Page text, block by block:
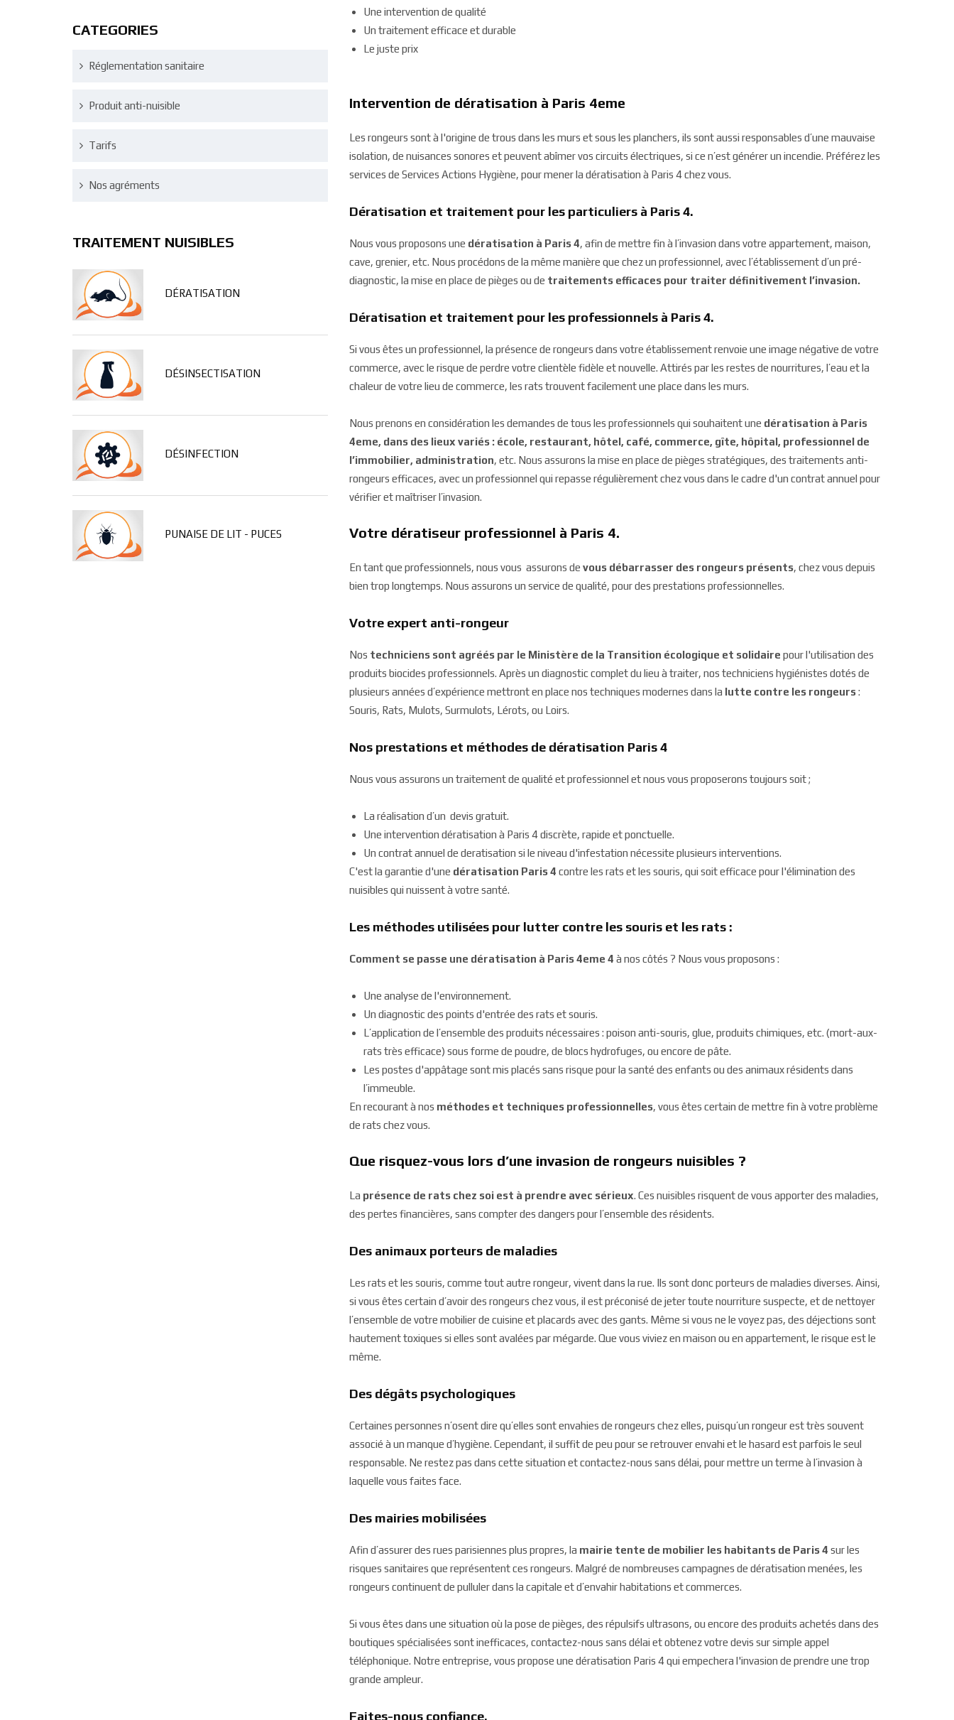
CATEGORIES
Réglementation sanitaire
Produit anti-nuisible
Tarifs
Nos agréments
TRAITEMENT NUISIBLES
DÉRATISATION
DÉSINSECTISATION
DÉSINFECTION
PUNAISE DE LIT - PUCES
Une intervention de qualité
Un traitement efficace et durable
Le juste prix
Intervention de dératisation à Paris 4eme
Les rongeurs sont à l'origine de trous dans les murs et sous les planchers, ils sont aussi responsables d’une mauvaise
isolation, de nuisances sonores et peuvent abîmer vos circuits électriques, si ce n’est générer un incendie. Préférez les
services de Services Actions Hygiène, pour mener la dératisation à Paris 4 chez vous.
Dératisation et traitement pour les particuliers à Paris 4.
Nous vous proposons une dératisation à Paris 4, afin de mettre fin à l’invasion dans votre appartement, maison,
cave, grenier, etc. Nous procédons de la même manière que chez un professionnel, avec l’établissement d’un pré-
diagnostic, la mise en place de pièges ou de traitements efficaces pour traiter définitivement l’invasion.
Dératisation et traitement pour les professionnels à Paris 4.
Si vous êtes un professionnel, la présence de rongeurs dans votre établissement renvoie une image négative de votre
commerce, avec le risque de perdre votre clientèle fidèle et nouvelle. Attirés par les restes de nourritures, l’eau et la
chaleur de votre lieu de commerce, les rats trouvent facilement une place dans les murs.
Nous prenons en considération les demandes de tous les professionnels qui souhaitent une dératisation à Paris
4eme, dans des lieux variés : école, restaurant, hôtel, café, commerce, gîte, hôpital, professionnel de
l’immobilier, administration, etc. Nous assurons la mise en place de pièges stratégiques, des traitements anti-
rongeurs efficaces, avec un professionnel qui repasse régulièrement chez vous dans le cadre d'un contrat annuel pour
vérifier et maîtriser l’invasion.
Votre dératiseur professionnel à Paris 4.
En tant que professionnels, nous vous assurons de vous débarrasser des rongeurs présents, chez vous depuis
bien trop longtemps. Nous assurons un service de qualité, pour des prestations professionnelles.
Votre expert anti-rongeur
Nos techniciens sont agréés par le Ministère de la Transition écologique et solidaire pour l'utilisation des
produits biocides professionnels. Après un diagnostic complet du lieu à traiter, nos techniciens hygiénistes dotés de
plusieurs années d’expérience mettront en place nos techniques modernes dans la lutte contre les rongeurs:
Souris, Rats, Mulots, Surmulots, Lérots, ou Loirs.
Nos prestations et méthodes de dératisation Paris 4
Nous vous assurons un traitement de qualité et professionnel et nous vous proposerons toujours soit ;
La réalisation d’un devis gratuit.
Une intervention dératisation à Paris 4 discrète, rapide et ponctuelle.
Un contrat annuel de deratisation si le niveau d'infestation nécessite plusieurs interventions.
C'est la garantie d'une dératisation Paris 4 contre les rats et les souris, qui soit efficace pour l'élimination des
nuisibles qui nuissent à votre santé.
Les méthodes utilisées pour lutter contre les souris et les rats :
Comment se passe une dératisation à Paris 4eme 4 à nos côtés ? Nous vous proposons :
Une analyse de l'environnement.
Un diagnostic des points d'entrée des rats et souris.
L’application de l’ensemble des produits nécessaires : poison anti-souris, glue, produits chimiques, etc. (mort-aux-
rats très efficace) sous forme de poudre, de blocs hydrofuges, ou encore de pâte.
Les postes d'appâtage sont mis placés sans risque pour la santé des enfants ou des animaux résidents dans
l’immeuble.
En recourant à nos méthodes et techniques professionnelles, vous êtes certain de mettre fin à votre problème
de rats chez vous.
Que risquez-vous lors d’une invasion de rongeurs nuisibles ?
La présence de rats chez soi est à prendre avec sérieux. Ces nuisibles risquent de vous apporter des maladies,
des pertes financières, sans compter des dangers pour l’ensemble des résidents.
Des animaux porteurs de maladies
Les rats et les souris, comme tout autre rongeur, vivent dans la rue. Ils sont donc porteurs de maladies diverses. Ainsi,
si vous êtes certain d’avoir des rongeurs chez vous, il est préconisé de jeter toute nourriture suspecte, et de nettoyer
l’ensemble de votre mobilier de cuisine et placards avec des gants. Même si vous ne le voyez pas, des déjections sont
hautement toxiques si elles sont avalées par mégarde. Que vous viviez en maison ou en appartement, le risque est le
même.
Des dégâts psychologiques
Certaines personnes n’osent dire qu’elles sont envahies de rongeurs chez elles, puisqu’un rongeur est très souvent
associé à un manque d’hygiène. Cependant, il suffit de peu pour se retrouver envahi et le hasard est parfois le seul
responsable. Ne restez pas dans cette situation et contactez-nous sans délai, pour mettre un terme à l’invasion à
laquelle vous faites face.
Des mairies mobilisées
Afin d’assurer des rues parisiennes plus propres, la mairie tente de mobilier les habitants de Paris 4 sur les
risques sanitaires que représentent ces rongeurs. Malgré de nombreuses campagnes de dératisation menées, les
rongeurs continuent de pulluler dans la capitale et d’envahir habitations et commerces.
Si vous êtes dans une situation où la pose de pièges, des répulsifs ultrasons, ou encore des produits achetés dans des
boutiques spécialisées sont inefficaces, contactez-nous sans délai et obtenez votre devis sur simple appel
téléphonique. Notre entreprise, vous propose une dératisation Paris 4 qui empechera l'invasion de prendre une trop
grande ampleur.
Faites-nous confiance.